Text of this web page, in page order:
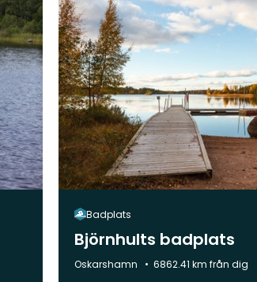
Badplats
Björnhults badplats
Kommun:
Oskarshamn 6862.41 km från dig